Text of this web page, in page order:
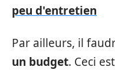
peu d'entretien
Par ailleurs, il
un budget. Ceci